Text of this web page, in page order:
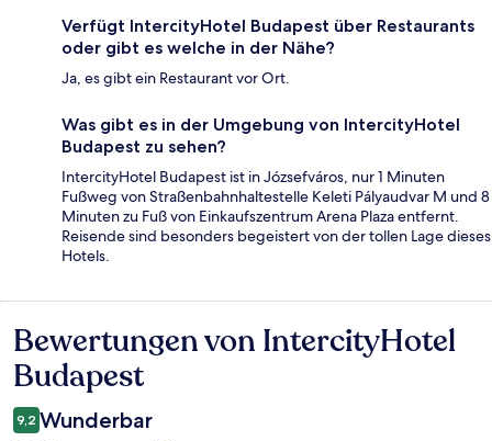
Verfügt IntercityHotel Budapest über Restaurants
oder gibt es welche in der Nähe?
Ja, es gibt ein Restaurant vor Ort.
Was gibt es in der Umgebung von IntercityHotel
Budapest zu sehen?
IntercityHotel Budapest ist in Józsefváros, nur 1 Minuten
Fußweg von Straßenbahnhaltestelle Keleti Pályaudvar M und 8
Minuten zu Fuß von Einkaufszentrum Arena Plaza entfernt.
Reisende sind besonders begeistert von der tollen Lage dieses
Hotels.
Bewertungen
Bewertungen von IntercityHotel
Budapest
9,2 Wunderbar